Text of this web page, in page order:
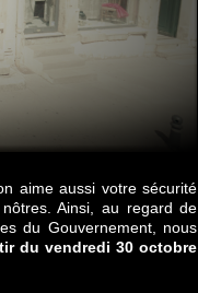
aime aussi votre sécurité
Ainsi, au regard de
du Gouvernement, nous
du vendredi 30 octobre